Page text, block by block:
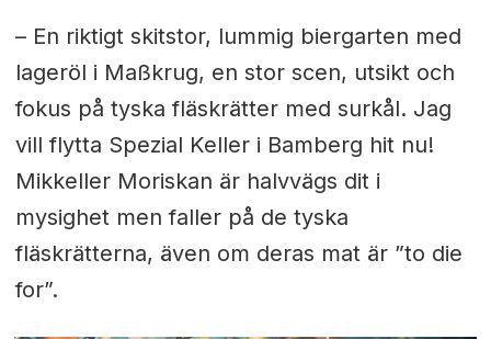
– En riktigt skitstor, lummig biergarten med
lageröl i Maßkrug, en stor scen, utsikt och
fokus på tyska fläskrätter med surkål. Jag
vill flytta Spezial Keller i Bamberg hit nu!
Mikkeller Moriskan är halvvägs dit i
mysighet men faller på de tyska
fläskrätterna, även om deras mat är ”to die
for”.